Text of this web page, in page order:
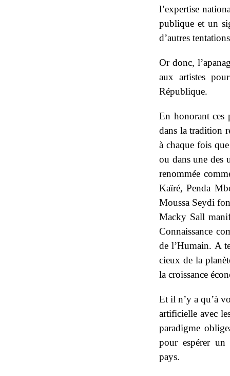
l’expertise
publique et un
d’autres
Or donc,
aux artistes
République.
En honorant ces
dans la tradition
à chaque fois
ou dans une des
renommée
Kaïré, Penda
Moussa Seydi
Macky Sall
Connaissance
de l’Humain. A
cieux de la
la croissance
Et il n’y a qu’à
artificielle avec
paradigme
pour espérer un
pays.